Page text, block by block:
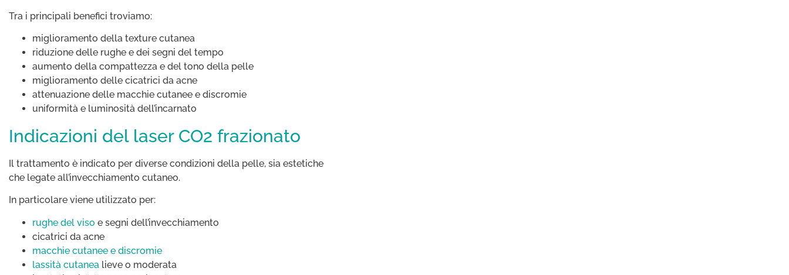
Tra i principali benefici troviamo:
miglioramento della texture cutanea
riduzione delle rughe e dei segni del tempo
aumento della compattezza e del tono della pelle
miglioramento delle cicatrici da acne
attenuazione delle macchie cutanee e discromie
uniformità e luminosità dell’incarnato
Indicazioni del laser CO2 frazionato
Il trattamento è indicato per diverse condizioni della pelle, sia estetiche
che legate all’invecchiamento cutaneo.
In particolare viene utilizzato per:
rughe del viso e segni dell’invecchiamento
cicatrici da acne
macchie cutanee e discromie
lassità cutanea lieve o moderata